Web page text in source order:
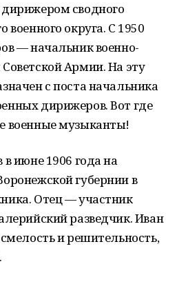
сводного
военного округа. С 1950
— начальник военно-
Армии. На эту
с поста начальника
дирижеров. Вот где
военные музыканты!
июне 1906 года на
губернии в
Отец — участник
разведчик. Иван
и решительность,